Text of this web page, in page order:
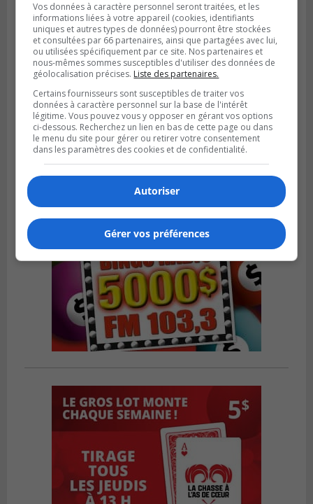
Publié le 31 juillet 2026 à 16h45
Des firmes de Longueuil vont participer
aux méga-travaux de l’hôpital Charles-
Le Moyne
Vos données à caractère personnel seront traitées, et les
informations liées à votre appareil (cookies, identifiants
uniques et autres types de données) pourront être stockées
et consultées par 66 partenaires, ainsi que partagées avec lui,
ou utilisées spécifiquement par ce site. Nos partenaires et
nous-mêmes sommes susceptibles d'utiliser des données de
géolocalisation précises. Liste des partenaires.
Certains fournisseurs sont susceptibles de traiter vos
données à caractère personnel sur la base de l'intérêt
légitime. Vous pouvez vous y opposer en gérant vos options
ci-dessous. Recherchez un lien en bas de cette page ou dans
le menu du site pour gérer ou retirer votre consentement
dans les paramètres des cookies et de confidentialité.
Autoriser
Gérer vos préférences